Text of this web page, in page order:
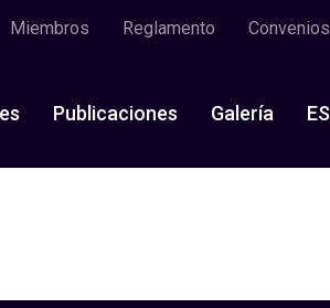
Miembros Reglamento Convenios
Publicaciones Galería ES